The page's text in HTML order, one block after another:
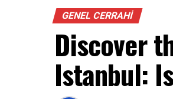
GENEL CERRAHI
Discover
Istanbul: